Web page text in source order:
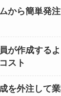
から簡単発
が作成する
スト
を外注して